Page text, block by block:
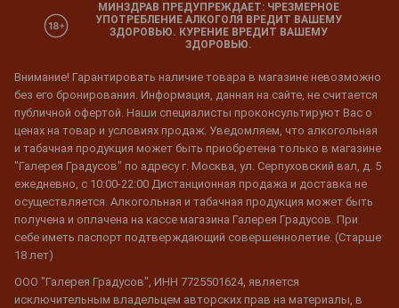
МИНЗДРАВ ПРЕДУПРЕЖДАЕТ: ЧРЕЗМЕРНОЕ
УПОТРЕБЛЕНИЕ АЛКОГОЛЯ ВРЕДИТ ВАШЕМУ
ЗДОРОВЬЮ. КУРЕНИЕ ВРЕДИТ ВАШЕМУ
ЗДОРОВЬЮ.
Внимание! Гарантировать наличие товара в магазине невозможно
без его бронирования. Информация, данная на сайте, не считается
публичной офертой. Наши специалисты проконсультируют Вас о
ценах на товар и условиях продаж. Уведомляем, что алкогольная
и табачная продукция может быть приобретена только в магазине
"Галерея Градусов" по адресу г. Москва, ул. Серпуховский вал, д. 5
ежедневно, с 10:00-22:00 Дистанционная продажа и доставка не
осуществляется. Алкогольная и табачная продукция может быть
получена и оплачена на кассе магазина Галерея Градусов. При
себе иметь паспорт подтверждающий совершеннолетие. (Старше
18 лет)
ООО "Галерея Градусов", ИНН 7725501624, является
исключительным владельцем авторских прав на материалы, в